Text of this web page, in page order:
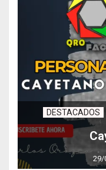
DESTACADOS
29/